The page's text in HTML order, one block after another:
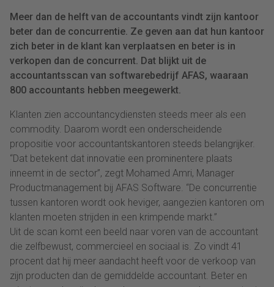
Meer dan de helft van de accountants vindt zijn kantoor
beter dan de concurrentie. Ze geven aan dat hun kantoor
zich beter in de klant kan verplaatsen en beter is in
verkopen dan de concurrent. Dat blijkt uit de
accountantsscan van softwarebedrijf AFAS, waaraan
800 accountants hebben meegewerkt.
Klanten zien accountancydiensten steeds meer als een
commodity. Daarom wordt een onderscheidende
propositie voor accountantskantoren steeds belangrijker.
“Dat betekent dat innovatie een prominentere plaats
inneemt in de sector”, zegt Mohamed Amri, Manager
Productmanagement bij AFAS Software. “De concurrentie
tussen kantoren wordt ook heviger, aangezien kantoren om
klanten moeten strijden in een krimpende markt.”
Uit de scan komt een beeld naar voren van de accountant
die zelfbewust, commercieel en sociaal is. Zo vindt 41
procent dat hij meer aandacht heeft voor de verkoop van
zijn producten dan de gemiddelde accountant. Beter en